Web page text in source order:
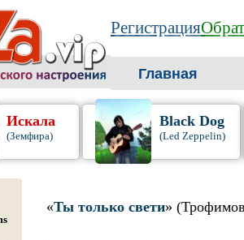
Регистрация
Главная
Искала
(Земфира)
Black Dog
(Led Zeppelin)
«Ты только свети»